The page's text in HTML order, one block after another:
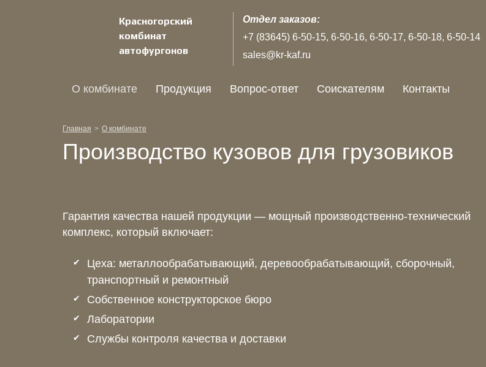
Красногорский
комбинат
автофургонов
Отдел заказов:
+7 (83645) 6‑50‑15 6‑50‑16 6‑50‑17 6‑50‑18 6‑50‑14
sales@kr-kaf.ru
О комбинате Продукция Вопрос-ответ Соискателям Контакты
Главная О комбинате
Производство кузовов для грузовиков
Гарантия качества нашей продукции — мощный производственно-технический
комплекс, который включает:
Цеха: металлообрабатывающий, деревообрабатывающий, сборочный,
транспортный и ремонтный
Собственное конструкторское бюро
Лаборатории
Службы контроля качества и доставки